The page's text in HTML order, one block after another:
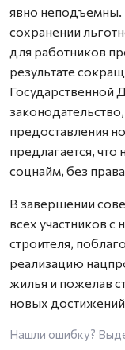
явно неподъемны.
сохранении
для работников
результате
Государственной
предоставления
предлагается,
соцнайм, без
В завершении
всех участников
строителя,
реализацию
жилья и пожелав
новых достижений.
Нашли ошибку?